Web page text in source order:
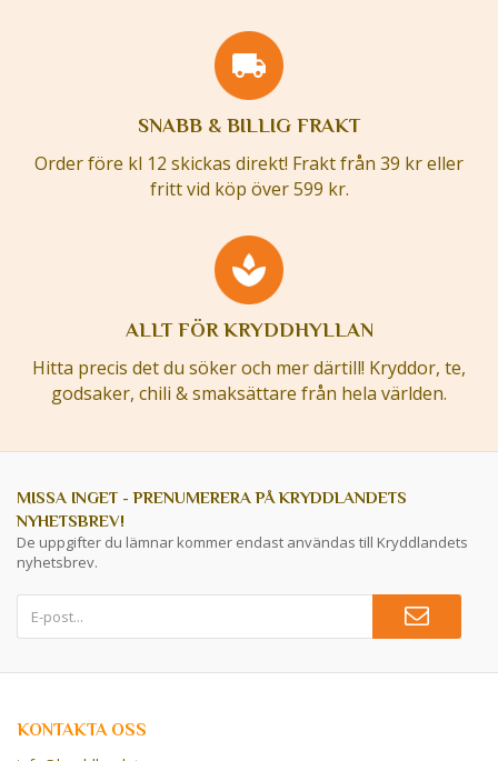
SNABB & BILLIG FRAKT
Order före kl 12 skickas direkt! Frakt från 39 kr eller
fritt vid köp över 599 kr.
ALLT FÖR KRYDDHYLLAN
Hitta precis det du söker och mer därtill! Kryddor, te,
godsaker, chili & smaksättare från hela världen.
MISSA INGET - PRENUMERERA PÅ KRYDDLANDETS
NYHETSBREV!
De uppgifter du lämnar kommer endast användas till Kryddlandets
nyhetsbrev.
KONTAKTA OSS